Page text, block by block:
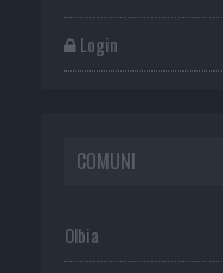
Login
COMUNI
Olbia